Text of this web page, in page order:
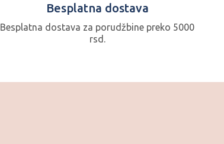
Besplatna dostava
Besplatna dostava za porudžbine preko 5000
rsd.